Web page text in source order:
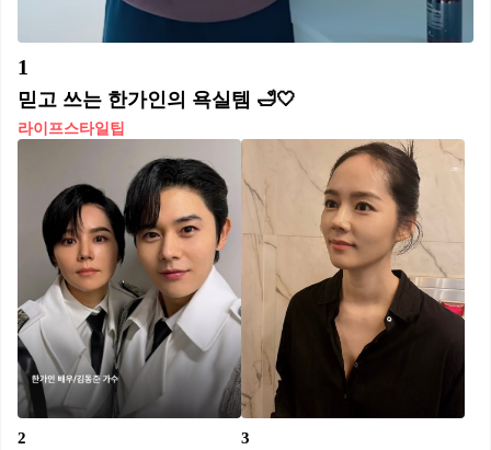
1
믿고 쓰는 한가인의 욕실템 🛁🤍
라이프스타일팁
2 3